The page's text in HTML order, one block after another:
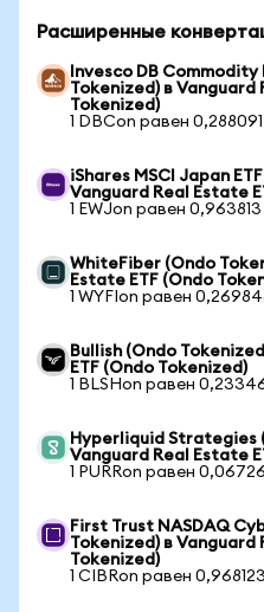
Расширенные
Invesco DB
Tokenized) в Vanguard
Tokenized)
1 DBCon равен
iShares MSCI Japan
Vanguard Real Estate
1 EWJon равен
WhiteFiber (Ondo
Estate ETF (Ondo
1 WYFIon равен
Bullish (Ondo
ETF (Ondo Tokenized)
1 BLSHon равен
Hyperliquid Strategies
Vanguard Real Estate
1 PURRon равен
First Trust NASDAQ
Tokenized) в Vanguard
Tokenized)
1 CIBRon равен